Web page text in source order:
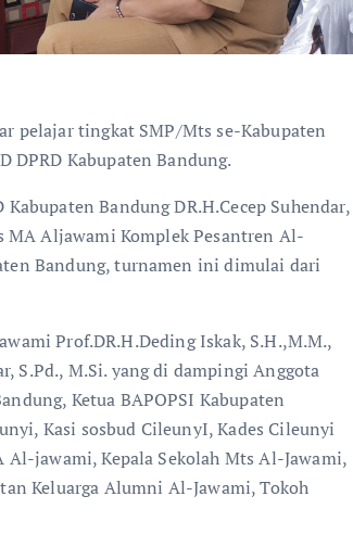
pelajar tingkat SMP/Mts se-Kabupaten
DPRD Kabupaten Bandung.
Bandung DR.H.Cecep Suhendar,
MA Aljawami Komplek Pesantren Al-
Bandung, turnamen ini dimulai dari
Prof.DR.H.Deding Iskak, S.H.,M.M.,
S.Pd., M.Si. yang di dampingi Anggota
Ketua BAPOPSI Kabupaten
Kasi sosbud CileunyI, Kades Cileunyi
Al-jawami, Kepala Sekolah Mts Al-Jawami,
Keluarga Alumni Al-Jawami, Tokoh